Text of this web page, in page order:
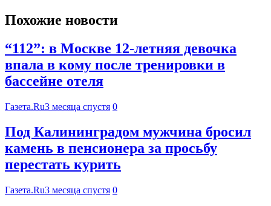
Похожие новости
“112”: в Москве 12-летняя девочка
впала в кому после тренировки в
бассейне отеля
Газета.Ru3 месяца спустя 0
Под Калининградом мужчина бросил
камень в пенсионера за просьбу
перестать курить
Газета.Ru3 месяца спустя 0